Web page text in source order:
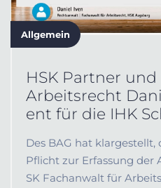
Allgemein
HSK Partner
Arbeitsrecht
ent für die IHK
Des BAG hat
Pflicht zur Erfassung der
SK Fachanwalt für